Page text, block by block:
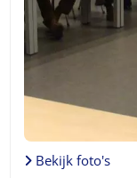
Bekijk foto's